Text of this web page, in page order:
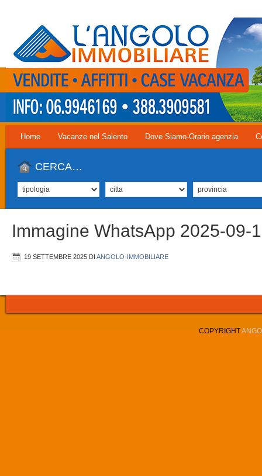
Home Vacanze nel Salento Dove Siamo-Orario agenzia
CERCA…
Immagine WhatsApp 2025-09-
19 SETTEMBRE 2025 DI ANGOLO-IMMOBILIARE
COPYRIGHT